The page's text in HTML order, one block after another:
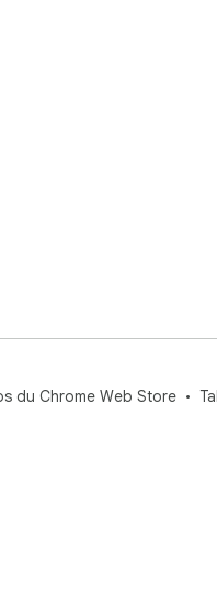
du Chrome Web Store